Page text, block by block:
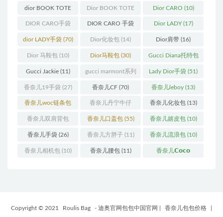
蒙田(31) (26)
dior BOOK TOTE
(12)
Dior BOOK TOTE
手袋(163)
Dior CARO (10)
DIOR CARO手袋
(11)
DIOR CARO 手袋
(31)
Dior LADY(17)
dior LADY手袋(70) Dior化妆包 (14) Dior肩带 (16)
Dior 马鞍包(10) Dior马鞍包 (30) Gucci Diana托特包
(11)
Gucci Jackie(11) gucci marmont系列
(19)
Lady Dior手袋 (51)
香奈儿19手袋 (27) 香奈儿CF (70) 香奈儿leboy (13)
香奈儿woc链条包
(11)
香奈儿丹宁牛仔
(12)
香奈儿化妆包(13)
香奈儿双肩背包
(13)
香奈儿口盖包(55) 香奈儿嬉皮包(10)
香奈儿手袋(26) 香奈儿方胖子(11) 香奈儿流浪包(10)
香奈儿相机包(10) 香奈儿腰包(11) 香奈儿𝗖𝗼𝗰𝗼
Copyright © 2021 Roulis Bag - 迪奥官网包包中国官网 香奈儿包包价格